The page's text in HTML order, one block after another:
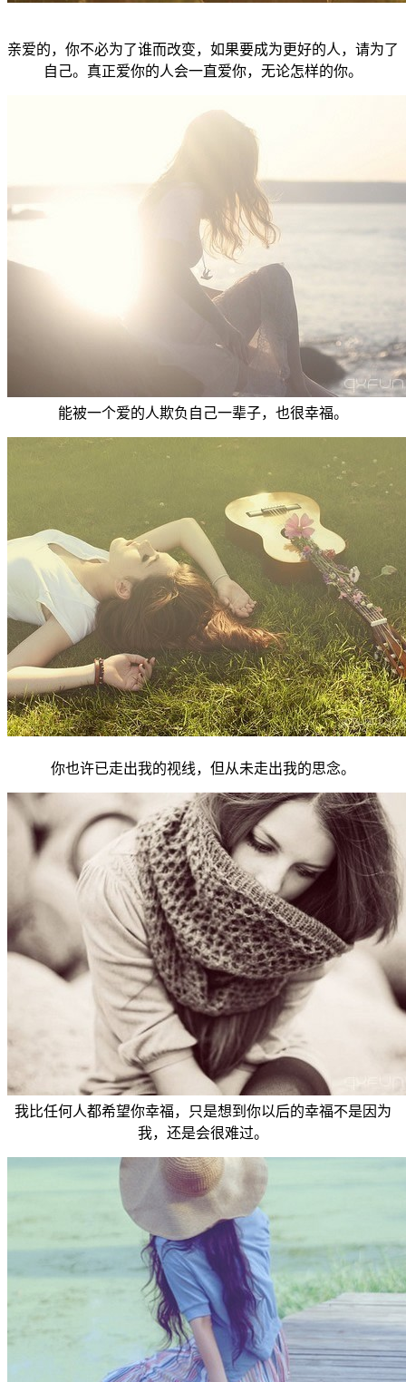
亲爱的，你不必为了谁而改变，如果要成为更好的人，请为了
自己。真正爱你的人会一直爱你，无论怎样的你。
能被一个爱的人欺负自己一辈子，也很幸福。
你也许已走出我的视线，但从未走出我的思念。
我比任何人都希望你幸福，只是想到你以后的幸福不是因为
我，还是会很难过。